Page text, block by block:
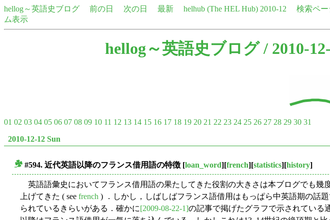
hellog～英語史ブログ 前の日 次の日 最新 helhub (The HEL Hub) 2010-12 検索ペ
ム表示
hellog～英語史ブログ/ 2010-
01 02 03 04 05 06 07 08 09 10 11 12 13 14 15 16 17 18 19 20 21 22 23 24 25 26 27 28 29 30 31
2010-12-12 Sun
#594. 近代英語以降のフランス借用語の特徴 [loan_word][french][statistics][history]
英語語彙史においてフランス借用語の果たしてきた役割の大きさは本ブログでも幾
上げてきた ( see french ) ．しかし，しばしばフランス語借用はもっぱら中英語期の話
られているきらいがある．確かに[2009-08-22-1]の記事で掲げたグラフで示されている